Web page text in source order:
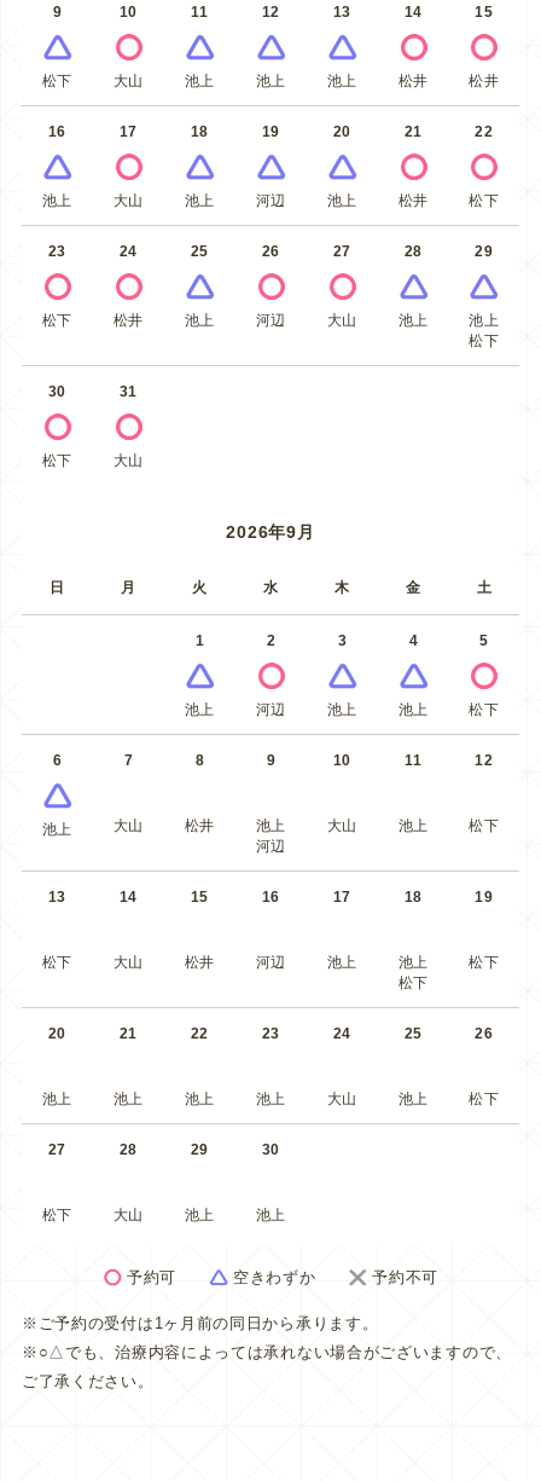
9
松下
10
大山
11
池上
12
池上
13
池上
14
松井
15
松井
16
池上
17
大山
18
池上
19
河辺
20
池上
21
松井
22
松下
23
松下
24
松井
25
池上
26
河辺
27
大山
28
池上
29
池上
松下
30
松下
31
大山
2026年9月
日 月 火 水 木 金 土
1
池上
2
河辺
3
池上
4
池上
5
松下
6
池上
7
大山
8
松井
9
池上
河辺
10
大山
11
池上
12
松下
13
松下
14
大山
15
松井
16
河辺
17
池上
18
池上
松下
19
松下
20
池上
21
池上
22
池上
23
池上
24
大山
25
池上
26
松下
27
松下
28
大山
29
池上
30
池上
予約可 空きわずか 予約不可
※ご予約の受付は1ヶ月前の同日から承ります。
※○△でも、治療内容によっては承れない場合がございますので、
ご了承ください。